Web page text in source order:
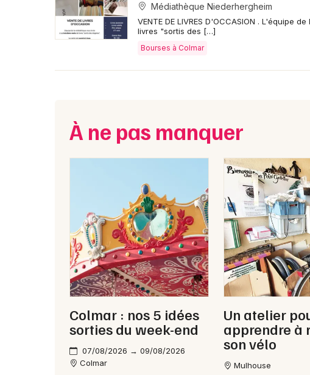
Médiathèque Niederhergheim
VENTE DE LIVRES D'OCCASION . L'équipe
livres "sortis des […]
Bourses à Colmar
À ne pas manquer
Colmar : nos 5 idées
sorties du week-end
07/08/2026 → 09/08/2026
Colmar
Un atelier
apprendre à
son vélo
Mulhouse